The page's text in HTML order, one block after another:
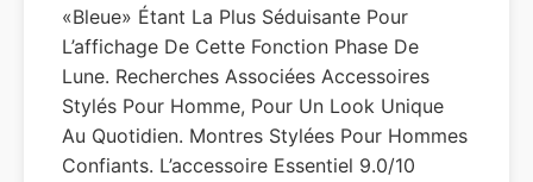
«bleue» Étant La Plus Séduisante Pour
L’affichage De Cette Fonction Phase De
Lune. Recherches Associées Accessoires
Stylés Pour Homme, Pour Un Look Unique
Au Quotidien. Montres Stylées Pour Hommes
Confiants. L’accessoire Essentiel 9.0/10